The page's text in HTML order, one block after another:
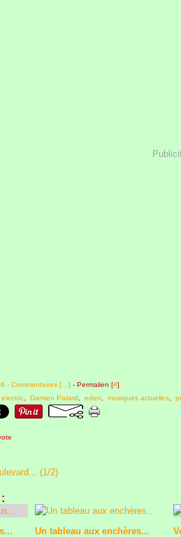
- Commentaires [ ] - Permalien [#]
Damien Patard eden musiques actuelles
(1/2)
Un tableau aux enchères...